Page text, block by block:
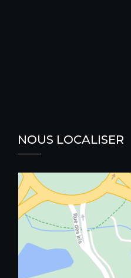
NOUS LOCALISER